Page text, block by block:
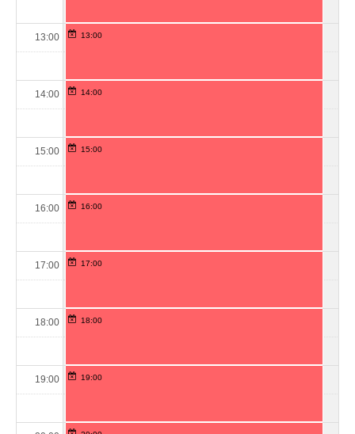
13:00
14:00
15:00
16:00
17:00
18:00
19:00
13:00
14:00
15:00
16:00
17:00
18:00
19:00